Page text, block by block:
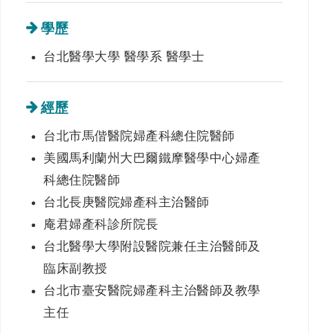
學歷
台北醫學大學 醫學系 醫學士
經歷
台北市馬偕醫院婦產科總住院醫師
美國馬利蘭州大巴爾鐵摩醫學中心婦產
科總住院醫師
台北長庚醫院婦產科主治醫師
庵君婦產科診所院長
台北醫學大學附設醫院兼任主治醫師及
臨床副教授
台北市臺安醫院婦產科主治醫師及教學
主任